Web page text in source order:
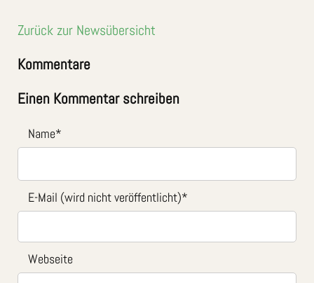
Zurück zur Newsübersicht
Kommentare
Einen Kommentar schreiben
Name*
E-Mail (wird nicht veröffentlicht)*
Webseite